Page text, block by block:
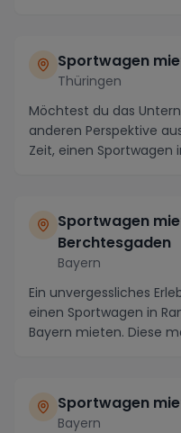
Sportwagen
Thüringen
Möchtest du das
anderen Perspektive
Zeit, einen Sportwagen
Sportwagen
Berchtesgaden
Bayern
Ein unvergessliches
einen Sportwagen in
Bayern mieten. Diese
Sportwagen
Bayern